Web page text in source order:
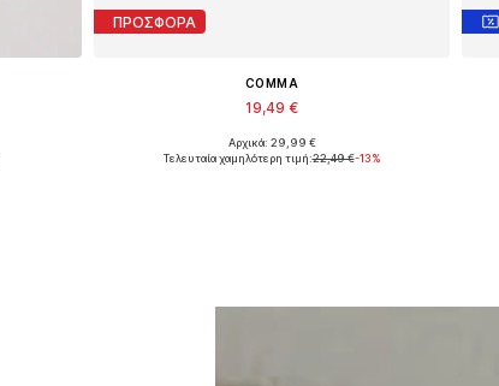
ΠΡΟΣΦΟΡΑ
COMMA
19,49 €
Διαθέσιμα μεγέθη: XXL, XXXL
Αρχικά: 29,99 €
Τελευταία χαμηλότερη τιμή:22,49 €-13%